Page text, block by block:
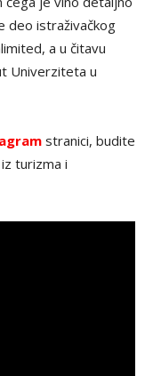
deo istraživačkog
a u čitavu
Univerziteta u
stranici, budite
turizma i